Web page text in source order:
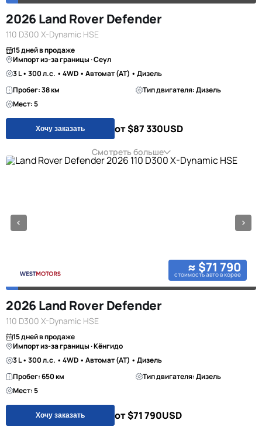
2026 Land Rover Defender
110 D300 X-Dynamic HSE
15 дней в продаже
Импорт из-за границы · Сеул
3 L • 300 л.с. • 4WD • Автомат (AT) • Дизель
Пробег: 38 км
Тип двигателя: Дизель
Мест: 5
Хочу заказать от $87 330USD
Смотреть больше
≈ $71 790
стоимость авто в корее
2026 Land Rover Defender
110 D300 X-Dynamic HSE
15 дней в продаже
Импорт из-за границы · Кёнгидо
3 L • 300 л.с. • 4WD • Автомат (AT) • Дизель
Пробег: 650 км
Тип двигателя: Дизель
Мест: 5
Хочу заказать от $71 790USD